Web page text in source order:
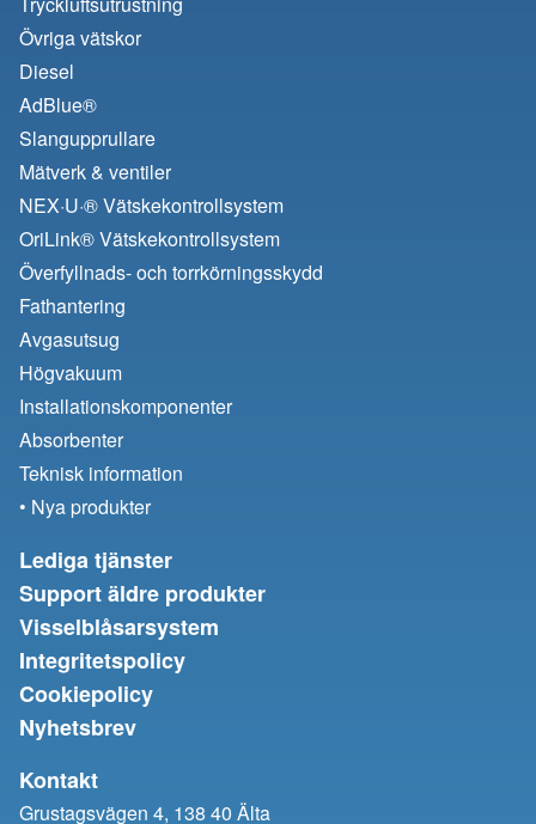
Övriga vätskor
Diesel
AdBlue®
Slangupprullare
Mätverk & ventiler
NEX·U·® Vätskekontrollsystem
OriLink® Vätskekontrollsystem
Överfyllnads- och torrkörningsskydd
Fathantering
Avgasutsug
Högvakuum
Installationskomponenter
Absorbenter
Teknisk information
• Nya produkter
Lediga tjänster
Support äldre produkter
Visselblåsarsystem
Integritetspolicy
Cookiepolicy
Nyhetsbrev
Kontakt
Grustagsvägen 4, 138 40 Älta